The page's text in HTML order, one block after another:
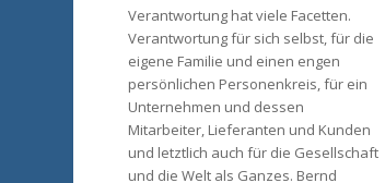
Verantwortung hat viele Facetten.
Verantwortung für sich selbst, für die
eigene Familie und einen engen
persönlichen Personenkreis, für ein
Unternehmen und dessen
Mitarbeiter, Lieferanten und Kunden
und letztlich auch für die Gesellschaft
und die Welt als Ganzes. Bernd